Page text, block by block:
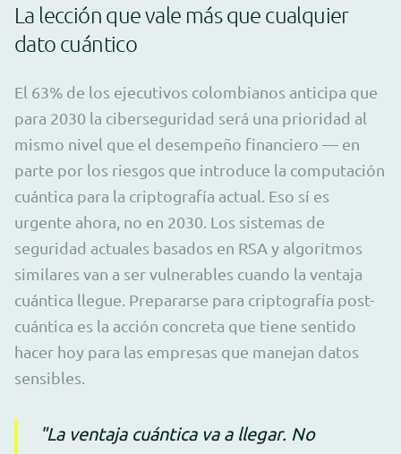
La lección que vale más que cualquier
dato cuántico
El 63% de los ejecutivos colombianos anticipa que
para 2030 la ciberseguridad será una prioridad al
mismo nivel que el desempeño financiero — en
parte por los riesgos que introduce la computación
cuántica para la criptografía actual. Eso sí es
urgente ahora, no en 2030. Los sistemas de
seguridad actuales basados en RSA y algoritmos
similares van a ser vulnerables cuando la ventaja
cuántica llegue. Prepararse para criptografía post-
cuántica es la acción concreta que tiene sentido
hacer hoy para las empresas que manejan datos
sensibles.
"La ventaja cuántica va a llegar. No